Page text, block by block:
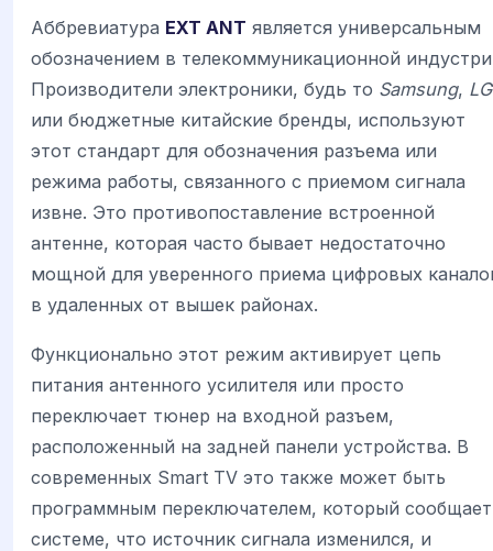
Аббревиатура EXT ANT является универсальным
обозначением в телекоммуникационной
Производители электроники, будь то Samsung, LG
или бюджетные китайские бренды, используют
этот стандарт для обозначения разъема или
режима работы, связанного с приемом сигнала
извне. Это противопоставление встроенной
антенне, которая часто бывает недостаточно
мощной для уверенного приема цифровых
в удаленных от вышек районах.
Функционально этот режим активирует цепь
питания антенного усилителя или просто
переключает тюнер на входной разъем,
расположенный на задней панели устройства. В
современных Smart TV это также может быть
программным переключателем, который сообщает
системе, что источник сигнала изменился, и